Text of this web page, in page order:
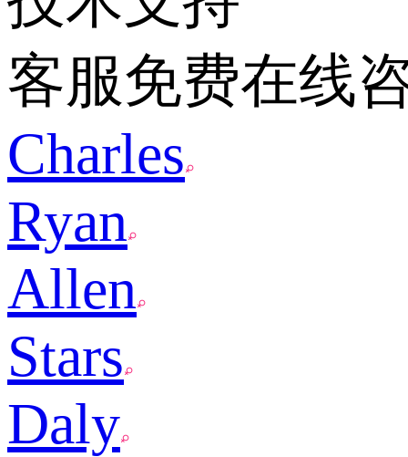
客服免费在线
Charles
Ryan
Allen
Stars
Daly